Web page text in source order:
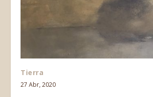
Tierra
27 Abr, 2020